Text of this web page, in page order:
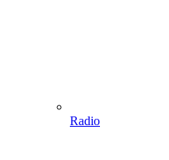
Radio